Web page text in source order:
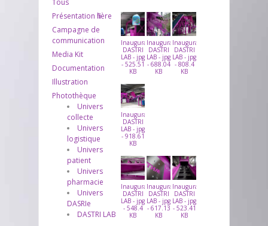
Tous
Présentation filière
Campagne de
communication
Media Kit
Documentation
Illustration
Photothèque
Univers
collecte
Univers
logistique
Univers
patient
Univers
pharmacie
Univers
DASRIe
DASTRI LAB
Inauguration
DASTRI
LAB - jpg
- 525.51
KB
Inauguration
DASTRI
LAB - jpg
- 688.04
KB
Inauguration
DASTRI
LAB - jpg
- 808.4
KB
Inauguration
DASTRI
LAB - jpg
- 918.61
KB
Inauguration
DASTRI
LAB - jpg
- 548.4
KB
Inauguration
DASTRI
LAB - jpg
- 617.13
KB
Inauguration
DASTRI
LAB - jpg
- 523.41
KB